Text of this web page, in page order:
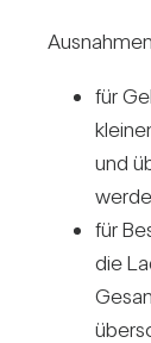
für
und
für
die